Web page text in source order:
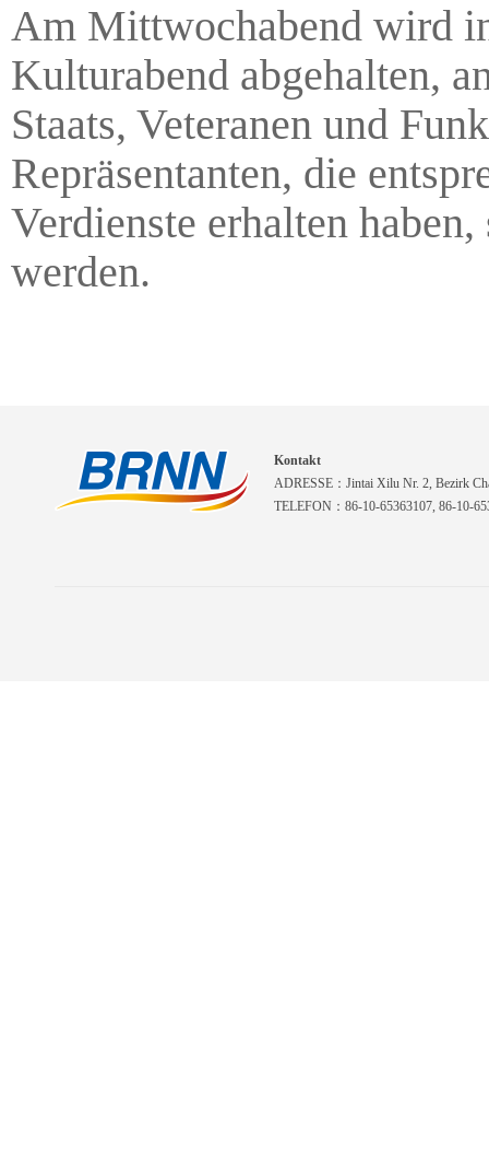
Am Mittwochabend wird
Kulturabend abgehalten,
Staats, Veteranen und
Repräsentanten, die
Verdienste erhalten
werden.
Kontakt
ADRESSE：Jintai Xilu Nr. 2, Bezirk
TELEFON：86-10-65363107, 86-10-